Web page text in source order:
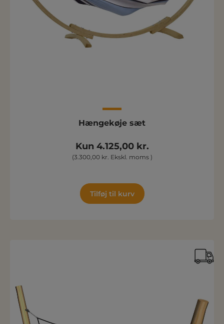
Hængekøje sæt
Kun 4.125,00 kr.
(3.300,00 kr. Ekskl. moms )
Tilføj til kurv